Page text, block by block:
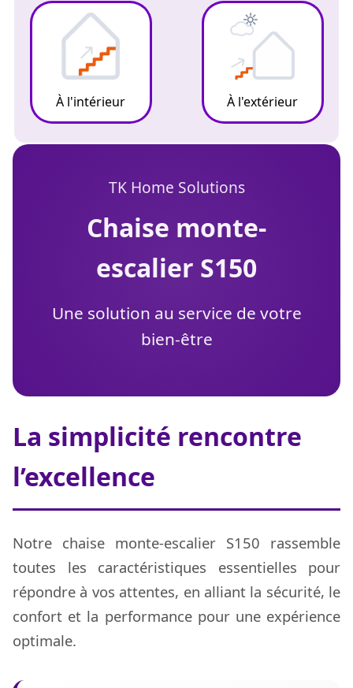
À l'intérieur À l'extérieur
TK Home Solutions
chaise monte-
escalier S150
Une solution au service de votre
bien-être
La simplicité rencontre
l’excellence
Notre chaise monte-escalier S150 rassemble
toutes les caractéristiques essentielles pour
répondre à vos attentes, en alliant la sécurité, le
confort et la performance pour une expérience
optimale.